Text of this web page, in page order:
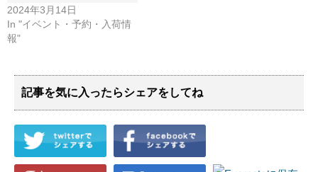
2024年3月14日
In "イベント・予約・入荷情
報"
記事を気に入ったらシェアをしてね